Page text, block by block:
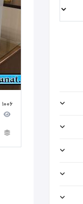
1006